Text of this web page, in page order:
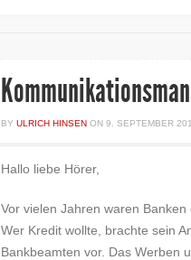
BY ULRICH HINSEN ON 9. SEPTEMBER
Hallo liebe Hörer,
Vor vielen Jahren waren
Wer Kredit wollte, brachte sein
Bankbeamten vor. Das Werben